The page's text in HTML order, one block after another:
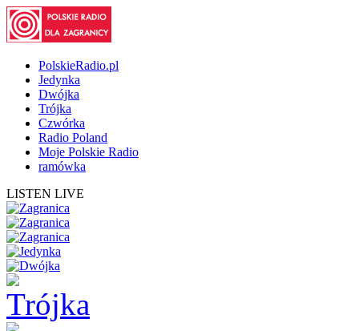
PolskieRadio.pl
Jedynka
Dwójka
Trójka
Czwórka
Radio Poland
Moje Polskie Radio
ramówka
LISTEN LIVE